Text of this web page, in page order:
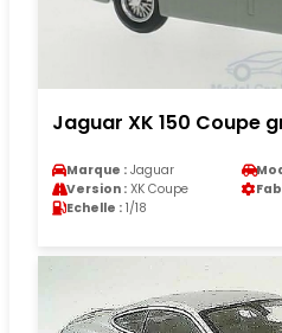
Jaguar XK 150 Coupe
Marque : Jaguar
Version : XK Coupe
Echelle : 1/18